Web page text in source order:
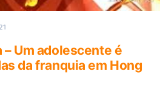
– Um adolescente é
da franquia em Hong